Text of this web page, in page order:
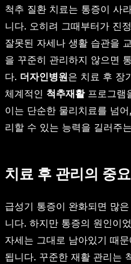
척추 질환 치료는 통증이 사
니다. 오히려 그때부터가 진
잘못된 자세나 생활 습관을
을 꾸준히 관리하지 않으면
다. 더자인병원은 치료 후 장
체계적인 척추재활프로그램
이는 단순한 물리치료를 넘
리할 수 있는 능력을 길러주
치료 후 관리의 중
급성기 통증이 완화되면 많
니다. 하지만 통증의 원인이
자세는 그대로 남아있기 때
됩니다. 꾸준한 재활 관리는